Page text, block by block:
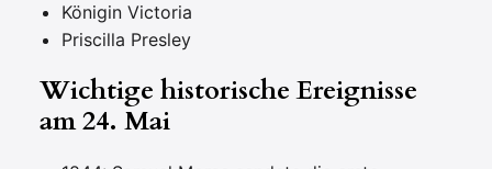
Königin Victoria
Priscilla Presley
Wichtige historische Ereignisse
am 24. Mai